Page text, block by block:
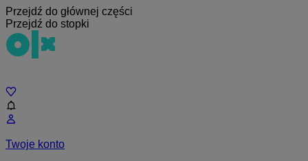
Przejdź do głównej części
Przejdź do stopki
Twoje konto